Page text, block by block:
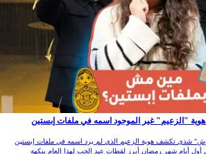
"الزعيم" غير الموجود اسمه في ملفات إبستين
شذى تكشف هوية الزعيم الذي لم يرد اسمه في ملفات إبستين
أيام شهر رمضان أبرز لقطات عيد الحب لهذا العام بنكهة